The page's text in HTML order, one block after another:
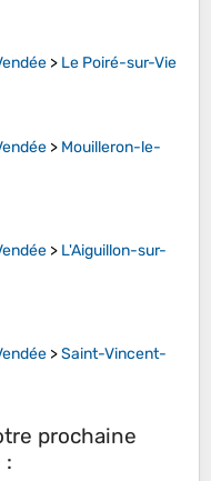
> Le Poiré-sur-Vie
> Mouilleron-le-
> L'Aiguillon-sur-
>Saint-Vincent-
prochaine
: